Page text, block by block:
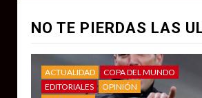
NO TE PIERDAS LAS
ACTUALIDAD
COPA DEL MUNDO
EDITORIALES
OPINIÓN